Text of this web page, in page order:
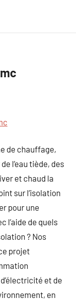
de chauffage,
l’eau tiède, des
et chaud la
sur l’isolation
pour une
l’aide de quels
? Nos
projet
et de
en